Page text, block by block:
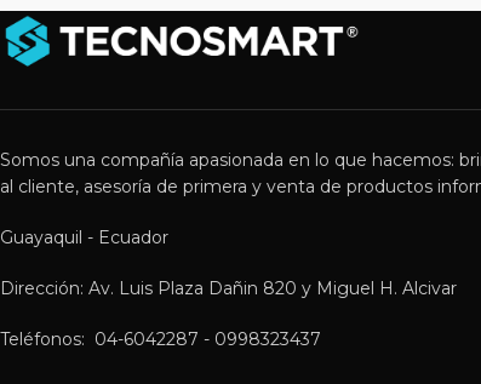
Somos una compañía apasionada en lo que hacemos:
al cliente, asesoría de primera y venta de productos
Guayaquil - Ecuador
Dirección: Av. Luis Plaza Dañin 820 y Miguel H. Alcivar
Teléfonos: 04-6042287 - 0998323437